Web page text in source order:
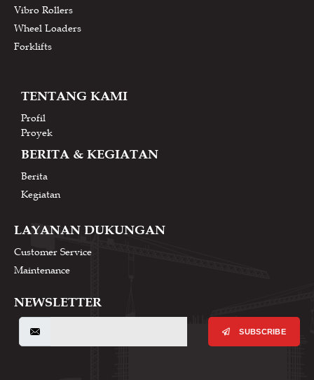
Vibro Rollers
Wheel Loaders
Forklifts
TENTANG KAMI
Profil
Proyek
BERITA & KEGIATAN
Berita
Kegiatan
LAYANAN DUKUNGAN
Customer Service
Maintenance
NEWSLETTER
SUBSCRIBE